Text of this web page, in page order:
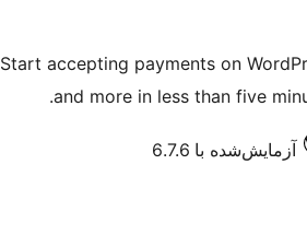
Start accepting payments on
and more in less than five
آزمایش‌شده با 6.7.6